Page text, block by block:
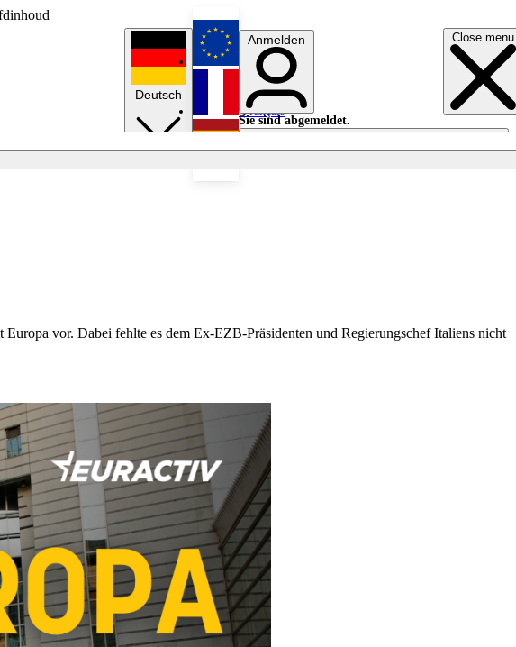
Close menu
Deutsch
English
Français
Anmelden
Sie sind abgemeldet.
Anmelden
Licht aus
vor. Dabei fehlte es dem Ex-EZB-Präsidenten und Regierungschef Italiens nicht